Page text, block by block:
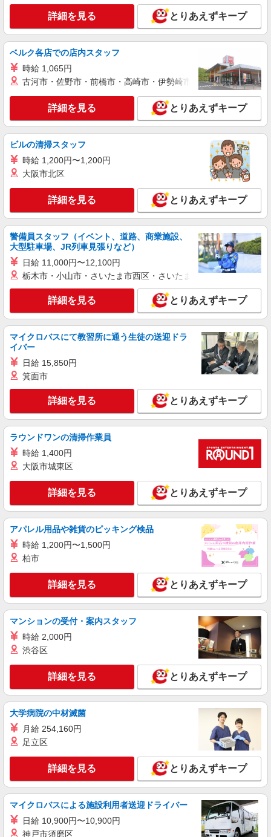
○。・゜+゜
キープ 詳細を見る
派遣社員 紹介予定派遣
株式会社シエロ
携帯販売スタッフ【softbank】
時給1400円〜1450円（経験・能力による） ※
残業代支給 ★交通費別途支給（規定あり） ゜
+゜・。○。・゜+゜・。○。・゜+゜ 入社祝い金10
万円支給(規定有) お友達を紹介頂くと, インセンテ
ィブ支給(規定有) ★月2回払い・週払い可能（規程
有）★ ゜・。○。・゜+゜・。○。・゜+゜
福岡県福岡市早良区の家電量販店
キープ 詳細を見る
派遣社員 紹介予定派遣
株式会社シエロ
【Y!mobile】
時給1400円〜 ※残業代支給 ★交通費別途支給
（規定あり） ゜+゜・。○。・゜+゜・。○。・゜
+゜ 入社祝い金10万円支給(規定有) お友達を紹介
頂くと, インセンティブ支給(規定有) ★月2回払
い・週払い可能（規程有）★ ゜・。○。・゜
+゜・。○。・゜+゜
福岡県福岡市早良区
キープ 詳細を見る
株式会社シエロ
【au】人気機種に詳しくなれる携帯販売
時給1400円〜 ※要普通自動車第一種免許 ※残
業代支給 ★交通費別途支給（規定あり） ゜
+゜・。○。・゜+゜・。○。・゜+゜ 入社祝い金10
福岡県福岡市早良区のauショップ
紹介予定派遣
株式会社シエロ
携帯販売スタッフ【softbank】
時給1400円〜1450円（経験・能力による） ※
残業代支給 ★交通費別途支給（規定あり） ゜
+゜・。○。・゜+゜・。○。・゜+゜ 入社祝い金10
万円支給(規定有) お友達を紹介頂くと, インセンテ
ィブ支給(規定有) ★月2回払い・週払い可能（規程
有）★ ゜・。○。・゜+゜・。○。・゜+゜
キープ 詳細を見る
正社員
ソフトバンク原中学校前店
ソフトバンクショップの携帯販売スタッフ
月給 210,000円 〜 400,000円 固定残業代:
30,000円 〜 30,000円（20時間相当） ＊時間外手
当は時間外労働の有無にかかわらず、固定残業代
として支給し、相当時間を超える時間外労働分は
法定どおり追加で支給します。 試用期間なし ※経
験・能力による
■ソフトバンク原中学校前店 福岡県 福岡市早
良区 原6丁目 9番13号
キープ 詳細を見る
ソフトバンク原弥生店
ソフトバンクショップの携帯販売スタッフ
月給 220,000円 〜 300,000円 固定残業代:
35,000円 〜 40,000円（20時間相当） ＊時間外手
当は時間外労働の有無にかかわらず、固定残業代
として支給し、相当時間を超える時間外労働分は
法定どおり追加で支給します。 試用期間あり 3ヶ
月 ※経験・能力による 【試用期間】月給 220000
円 〜 240000 円
■ソフトバンク原弥生店 福岡県 福岡市早良区
キープ 詳細を見る
契約社員
ソフトバンク販売契約社員【福岡市早良区エリア】
家電量販店内の携帯販売スタッフ
月給 247,340円 〜 247,340円 試用期間なし ※
詳細を見る とりあえずキープ
ベルク各店での店内スタッフ
時給 1,065円
古河市・佐野市・前橋市・高崎市・伊勢崎市・太田市・館林市
詳細を見る とりあえずキープ
ビルの清掃スタッフ
時給 1,200円〜1,200円
大阪市北区
詳細を見る とりあえずキープ
警備員スタッフ（イベント、道路、商業施設、
大型駐車場、JR列車見張りなど）
日給 11,000円〜12,100円
栃木市・小山市・さいたま市西区・さいたま市岩槻区・久喜市・
詳細を見る とりあえずキープ
マイクロバスにて教習所に通う生徒の送迎ドラ
イバー
日給 15,850円
箕面市
詳細を見る とりあえずキープ
ラウンドワンの清掃作業員
時給 1,400円
大阪市城東区
詳細を見る とりあえずキープ
アパレル用品や雑貨のピッキング検品
時給 1,200円〜1,500円
柏市
詳細を見る とりあえずキープ
マンションの受付・案内スタッフ
時給 2,000円
渋谷区
詳細を見る とりあえずキープ
大学病院の中材滅菌
月給 254,160円
足立区
詳細を見る とりあえずキープ
マイクロバスによる施設利用者送迎ドライバー
日給 10,900円〜10,900円
神戸市須磨区